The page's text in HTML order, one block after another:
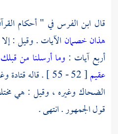
قال ابن الفرسفي " أحكام
هذان خصمان الآيات . وقيل :
أربع آيات : وما أرسلنا من
عقيم[ 52 - 55 ] . قاله قتادة
الضحاك وغيره ، وقيل : هي
قول الجمهور . انتهى .